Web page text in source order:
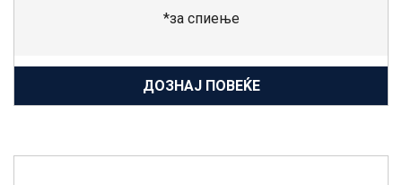
*за спиење
ДОЗНАЈ ПОВЕЌЕ